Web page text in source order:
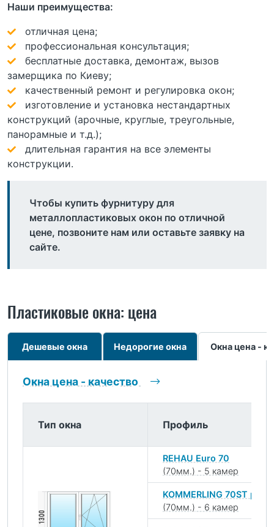
Наши преимущества:
отличная цена;
профессиональная консультация;
бесплатные доставка, демонтаж, вызов
замерщика по Киеву;
качественный ремонт и регулировка окон;
изготовление и установка нестандартных
конструкций (арочные, круглые, треугольные,
панорамные и т.д.);
длительная гарантия на все элементы
конструкции.
Чтобы купить фурнитуру для
металлопластиковых окон по отличной
цене, позвоните нам или оставьте заявку на
сайте.
Пластиковые окна: цена
Дешевые окна Недорогие окна Окна цена -
Окна цена - качество
Тип окна Профиль
REHAU Euro 70
(70мм.) - 5 камер
KOMMERLING 70ST plus
(70мм.) - 6 камер